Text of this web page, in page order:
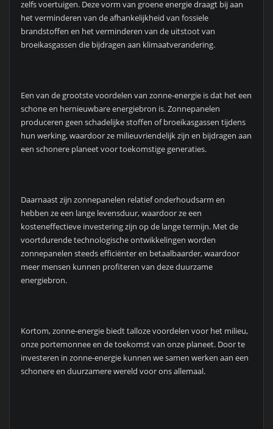
zelfs voertuigen. Deze vorm van groene energie draagt bij aan
het verminderen van de afhankelijkheid van fossiele
brandstoffen en het verminderen van de uitstoot van
broeikasgassen die bijdragen aan klimaatverandering.
Een van de grootste voordelen van zonne-energie is dat het een
schone en hernieuwbare energiebron is. Zonnepanelen
produceren geen schadelijke stoffen of broeikasgassen tijdens
hun werking, waardoor ze milieuvriendelijk zijn en bijdragen aan
een schonere planeet voor toekomstige generaties.
Daarnaast zijn zonnepanelen relatief onderhoudsarm en
hebben ze een lange levensduur, waardoor ze een
kosteneffectieve investering zijn op de lange termijn. Met de
voortdurende technologische ontwikkelingen worden
zonnepanelen steeds efficiënter en betaalbaarder, waardoor
meer mensen kunnen profiteren van deze duurzame
energiebron.
Kortom, zonne-energie biedt talloze voordelen voor het milieu,
onze portemonnee en de toekomst van onze planeet. Door te
investeren in zonne-energie kunnen we samen werken aan een
schonere en duurzamere wereld voor ons allemaal.